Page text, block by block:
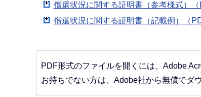
償還状況に関する証明書（参考様式）（
償還状況に関する証明書（記載例）（
PDF形式のファイルを開くには、Adobe
お持ちでない方は、Adobe社から無償でダ